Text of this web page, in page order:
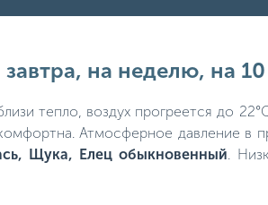
на неделю, на
тепло, воздух прогреется до
Атмосферное давление в
Щука, Елец обыкновенный .